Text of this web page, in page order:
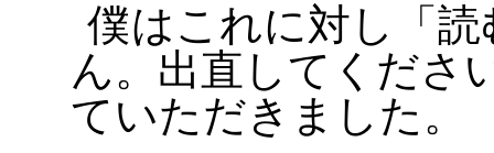
僕はこれに対し「
ん。出直してくださ
ていただきました。